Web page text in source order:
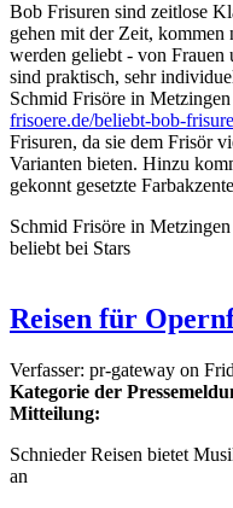
Bob Frisuren sind zeitlose
gehen mit der Zeit,
werden geliebt - von Frauen
sind praktisch, sehr
Schmid Frisöre in
frisoere.de/beliebt-bob-
Frisuren, da sie dem Frisör
Varianten bieten. Hinzu
gekonnt gesetzte
Schmid Frisöre in
beliebt bei Stars
Reisen für
Verfasser: pr-gateway on
Kategorie der
Mitteilung:
Schnieder Reisen bietet
an